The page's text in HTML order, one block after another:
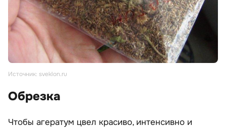
Источник: sveklon.ru
Обрезка
Чтобы агератум цвел красиво, интенсивно и